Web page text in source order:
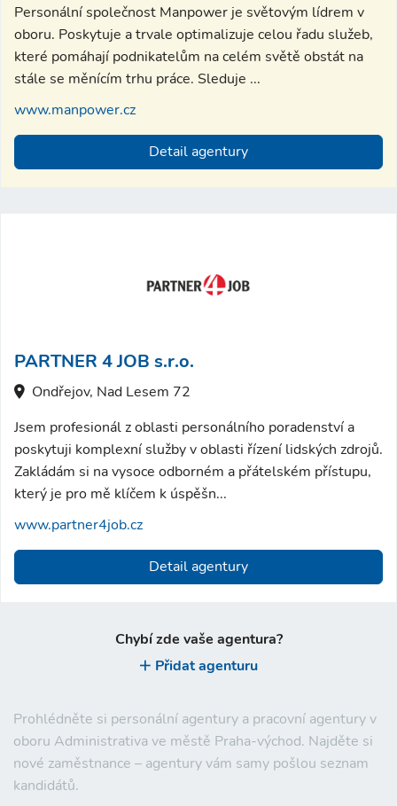
Prohlédněte si personální agentury a pracovní agentury v
oboru Administrativa ve městě Praha-východ. Najděte si
nové zaměstnance – agentury vám samy pošlou seznam
kandidátů.
Personální společnost Manpower je světovým lídrem v
oboru. Poskytuje a trvale optimalizuje celou řadu služeb,
které pomáhají podnikatelům na celém světě obstát na
stále se měnícím trhu práce. Sleduje ...
www.manpower.cz
Detail agentury
PARTNER 4 JOB s.r.o.
Ondřejov, Nad Lesem 72
Jsem profesionál z oblasti personálního poradenství a
poskytuji komplexní služby v oblasti řízení lidských zdrojů.
Zakládám si na vysoce odborném a přátelském přístupu,
který je pro mě klíčem k úspěšn...
www.partner4job.cz
Detail agentury
Chybí zde vaše agentura?
Přidat agenturu